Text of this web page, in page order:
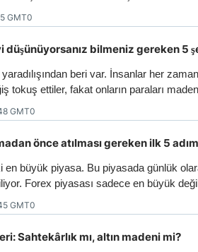
GMT0
bilmeniz gereken 5
beri var. İnsanlar her
tokuş ettiler, fakat onların paraları
daha çok yiyecek, hayvan ya da doğal
GMT0
önce atılması gereken ilk 5 adım
en büyük piyasa. Bu piyasada günlük
Forex piyasası sadece en büyük
en güvenli piyasa. Bunu anlamı
siz, piyasadaki dövizler üzerinde en
Doların bugün ne yapacağını tek bir
ve işte tam bu yüzden siz de Forex
GMT0
Sahtekârlık mı, altın madeni mi?